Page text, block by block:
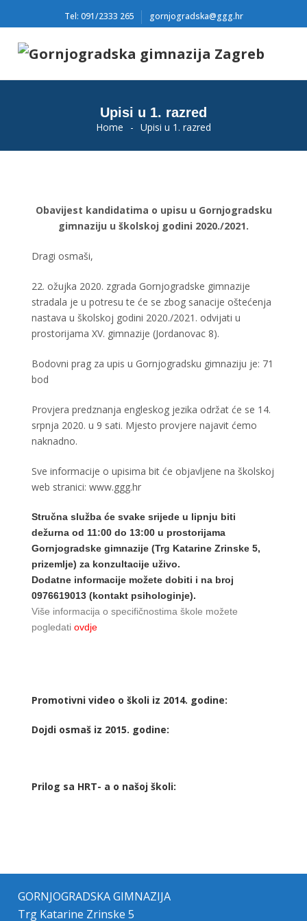
Tel: 091/2333 265 gornjogradska@ggg.hr
Upisi u 1. razred
Home - Upisi u 1. razred
Obavijest kandidatima o upisu u Gornjogradsku
gimnaziju u školskoj godini 2020./2021.
Dragi osmaši,
22. ožujka 2020. zgrada Gornjogradske gimnazije
stradala je u potresu te će se zbog sanacije oštećenja
nastava u školskoj godini 2020./2021. odvijati u
prostorijama XV. gimnazije (Jordanovac 8).
Bodovni prag za upis u Gornjogradsku gimnaziju je: 71
bod
Provjera predznanja engleskog jezika održat će se 14.
srpnja 2020. u 9 sati. Mjesto provjere najavit ćemo
naknadno.
Sve informacije o upisima bit će objavljene na školskoj
web stranici:www.ggg.hr
Stručna služba će svake srijede u lipnju biti
dežurna od 11:00 do 13:00 u prostorijama
Gornjogradske gimnazije (Trg Katarine Zrinske 5,
prizemlje) za konzultacije uživo.
Dodatne informacije možete dobiti i na broj
0976619013 (kontakt psihologinje).
Više informacija o specifičnostima škole možete
pogledatiovdje
Promotivni video o školi iz 2014. godine:
Dojdi osmaš iz 2015. godine:
Prilog sa HRT- a o našoj školi:
GORNJOGRADSKA GIMNAZIJA
Trg Katarine Zrinske 5